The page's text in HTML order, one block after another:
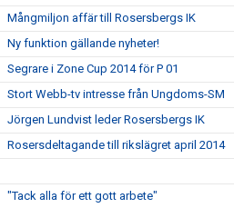
Mångmiljon affär till Rosersbergs IK
Ny funktion gällande nyheter!
Segrare i Zone Cup 2014 för P 01
Stort Webb-tv intresse från Ungdoms-SM
Jörgen Lundvist leder Rosersbergs IK
Rosersdeltagande till rikslägret april 2014
"Tack alla för ett gott arbete"